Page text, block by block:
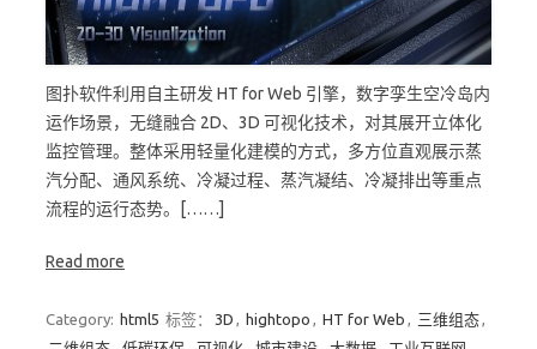
图扑软件利用自主研发 HT for Web 引擎，数字孪生空冷岛内
运作场景，无缝融合 2D、3D 可视化技术，对其展开立体化
监控管理。整体采用轻量化建模的方式，多方位直观展示蒸
汽分配、通风系统、冷凝过程、蒸汽凝结、冷凝排出等重点
流程的运行态势。[……]
Read more
Category: html5 标签： 3D , hightopo , HT for Web , 三维组态,